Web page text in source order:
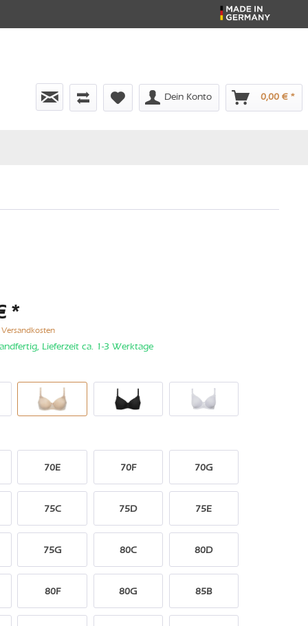
Dein Konto 0,00 € *
*
Versandkosten
Lieferzeit ca. 1-3 Werktage
70E 70F 70G
75C 75D 75E
75G 80C 80D
80F 80G 85B